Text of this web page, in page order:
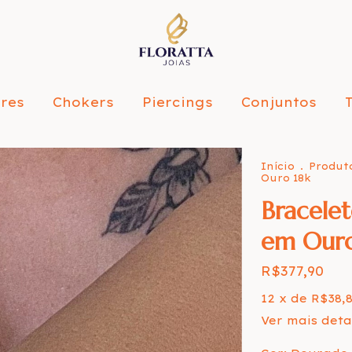
Chokers Piercings Conjuntos
Início .
Ouro 18k
em
R$377,90
12 x de
Ver mais